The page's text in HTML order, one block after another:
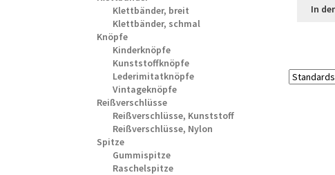
In
Klettbänder, breit
Klettbänder, schmal
Knöpfe
Kinderknöpfe
Kunststoffknöpfe
Lederimitatknöpfe
Vintageknöpfe
Reißverschlüsse
Reißverschlüsse, Kunststoff
Reißverschlüsse, Nylon
Spitze
Gummispitze
Raschelspitze